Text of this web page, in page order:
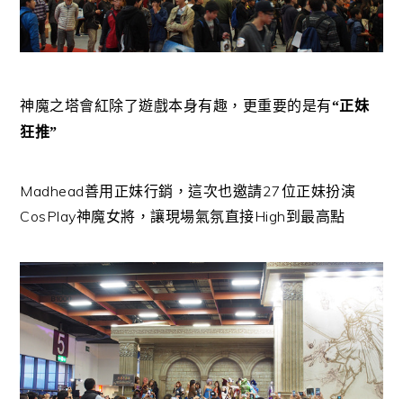
神魔之塔會紅除了遊戲本身有趣，更重要的是有“正妹
狂推”
Madhead善用正妹行銷，這次也邀請27位正妹扮演
CosPlay神魔女將，讓現場氣氛直接High到最高點